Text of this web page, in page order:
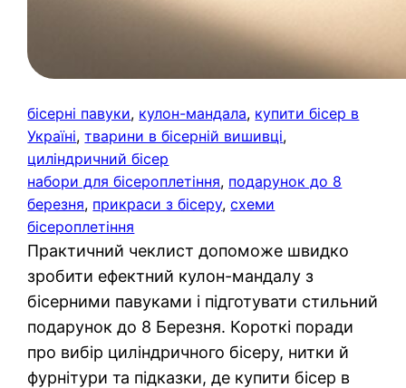
бісерні павуки, кулон-мандала, купити бісер в
Україні, тварини в бісерній вишивці
циліндричний бісер
набори для бісероплетіння, подарунок до 8
березня, прикраси з бісеру, схеми
бісероплетіння
Практичний чеклист допоможе швидко
зробити ефектний кулон-мандалу з
бісерними павуками і підготувати стильний
подарунок до 8 Березня. Короткі поради
про вибір циліндричного бісеру, нитки й
фурнітури та підказки, де купити бісер в